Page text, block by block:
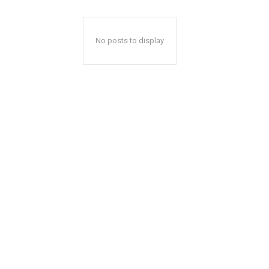
No posts to display